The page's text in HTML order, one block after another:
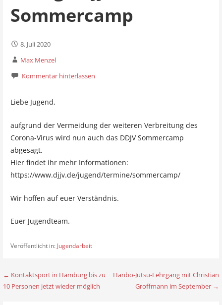
Sommercamp
8. Juli 2020
Max Menzel
Kommentar hinterlassen
Liebe Jugend,
aufgrund der Vermeidung der weiteren Verbreitung des
Corona-Virus wird nun auch das DDJV Sommercamp
abgesagt.
Hier findet ihr mehr Informationen:
https://www.djjv.de/jugend/termine/sommercamp/
Wir hoffen auf euer Verständnis.
Euer Jugendteam.
Veröffentlicht in: Jugendarbeit
B
← Kontaktsport in Hamburg bis zu
10 Personen jetzt wieder möglich
Hanbo-Jutsu-Lehrgang mit Christian
Groffmann im September →